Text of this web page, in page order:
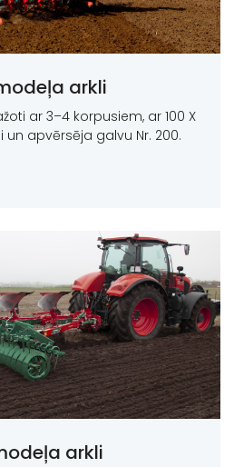
arkli
ar 3–4 korpusiem, ar 100 X
apvērsēja galvu Nr. 200.
arkli